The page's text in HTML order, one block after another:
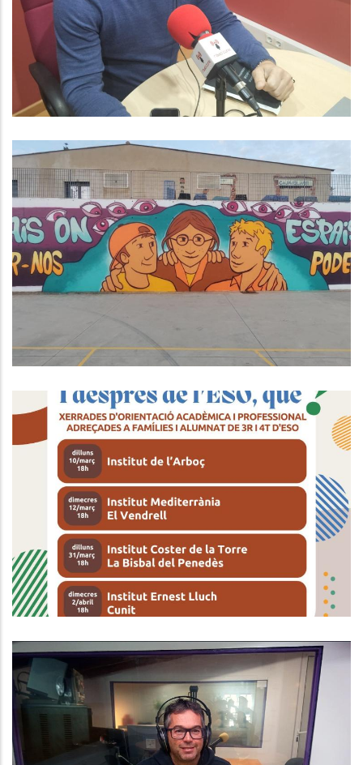
COMARCAL
Altres
Èxit Del Taller "Beating
Masculinitats" Al Baix Penedès:
Una Aposta Per La Consciència De
Gènere I La Comunitat
ORIENTACIÓ ACADÈMICA JOVE BAIX
PENEDÈS 2025
Joventut
ENTREVISTA A JOSÉ MANUEL
CABADA. CONSELLER DE MOBILITAT